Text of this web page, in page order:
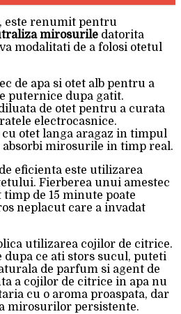
este renumit pentru
mirosurile datorita
modalitati de a folosi otetul
de apa si otet alb pentru a
puternice dupa gatit.
de otet pentru a curata
electrocasnice.
otet langa aragaz in timpul
mirosurile in timp real.
eficienta este utilizarea
Fierberea unui amestec
timp de 15 minute poate
neplacut care a invadat
utilizarea cojilor de citrice.
ce ati stors sucul, puteti
de parfum si agent de
a cojilor de citrice in apa nu
cu o aroma proaspata, dar
mirosurilor persistente.